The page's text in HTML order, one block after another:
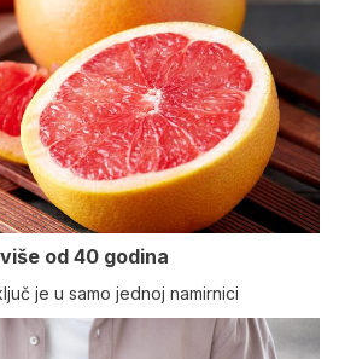
od 40 godina
je u samo jednoj namirnici